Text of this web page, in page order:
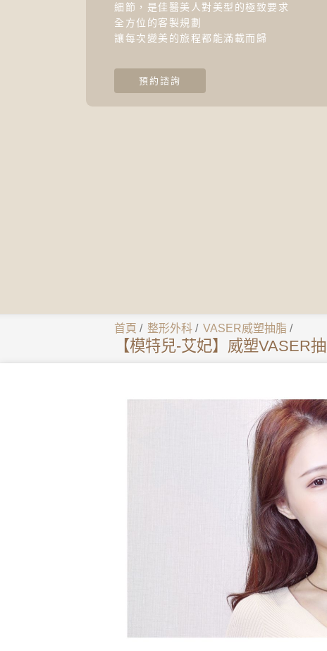
細節，是佳醫美人對美型的極致要求
全方位的客製規劃
讓每次變美的旅程都能滿載而歸
預約諮詢
首頁 / 整形外科 / VASER威塑抽脂 /
【模特兒-艾妃】威塑VASER